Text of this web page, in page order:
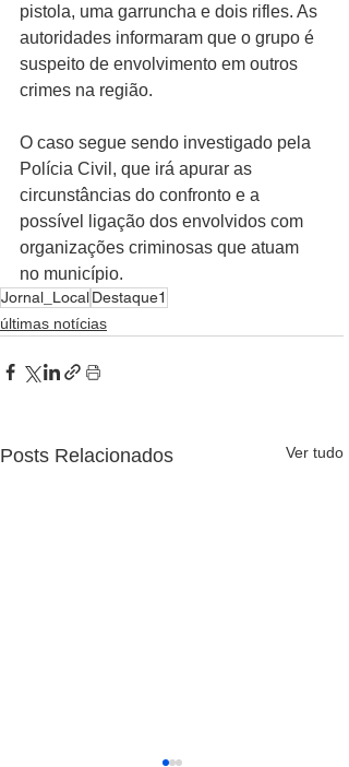
pistola, uma garruncha e dois rifles. As
autoridades informaram que o grupo é
suspeito de envolvimento em outros
crimes na região.
O caso segue sendo investigado pela
Polícia Civil, que irá apurar as
circunstâncias do confronto e a
possível ligação dos envolvidos com
organizações criminosas que atuam
no município.
Jornal_LocalDestaque1
últimas notícias
Posts Relacionados Ver tudo